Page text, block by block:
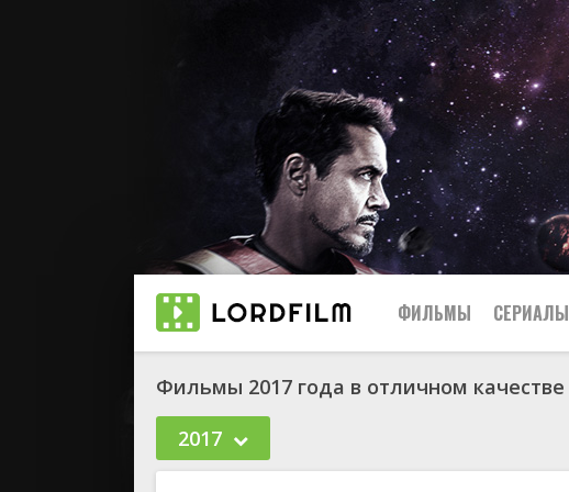
ФИЛЬМЫ СЕРИАЛЫ
Фильмы 2017 года в отличном качестве
2017